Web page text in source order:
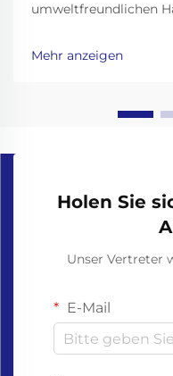
umweltfreundlichen
Übergang zu
als nur ein Trend – er
Mehr anzeigen
Holen Sie
Unser Vertreter
E-Mail